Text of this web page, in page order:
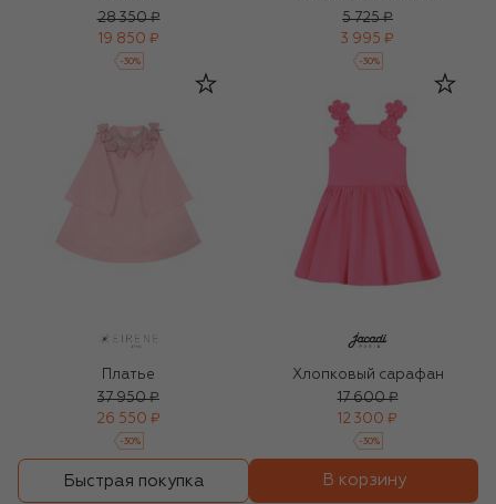
28 350 ₽
19 850 ₽
-30%
5 725 ₽
3 995 ₽
-30%
Платье
37 950 ₽
26 550 ₽
-30%
Хлопковый сарафан
17 600 ₽
12 300 ₽
-30%
Быстрая покупка В корзину